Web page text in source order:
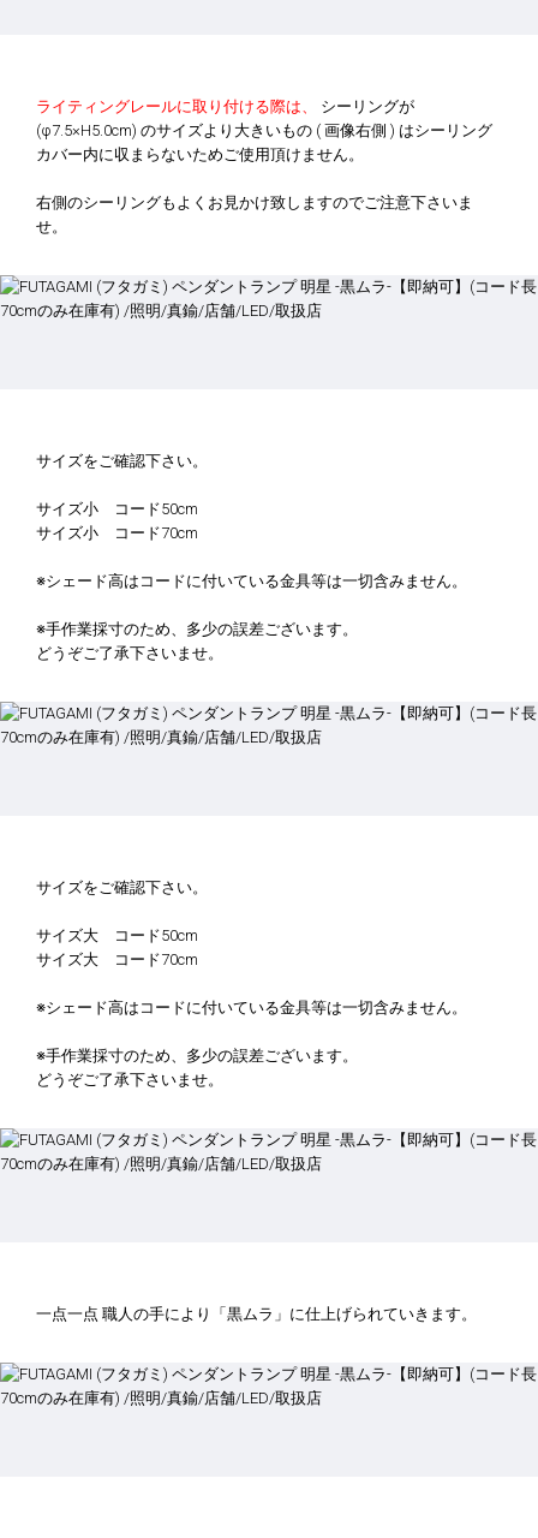
ライティングレールに取り付ける際は、
シーリングが
(φ7.5×H5.0cm) のサイズより大きいもの ( 画像右側 ) はシーリング
カバー内に収まらないためご使用頂けません。
右側のシーリングもよくお見かけ致しますのでご注意下さいま
せ。
サイズをご確認下さい。
サイズ小 コード50cm
サイズ小 コード70cm
※シェード高はコードに付いている金具等は一切含みません。
※手作業採寸のため、多少の誤差ございます。
どうぞご了承下さいませ。
サイズをご確認下さい。
サイズ大 コード50cm
サイズ大 コード70cm
※シェード高はコードに付いている金具等は一切含みません。
※手作業採寸のため、多少の誤差ございます。
どうぞご了承下さいませ。
一点一点 職人の手により「黒ムラ」に仕上げられていきます。